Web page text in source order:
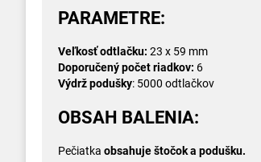
PARAMETRE:
Veľkosť odtlačku: 23 x 59 mm
Doporučený počet riadkov: 6
Výdrž podušky: 5000 odtlačkov
OBSAH BALENIA:
Pečiatka obsahuje štočok a podušku.